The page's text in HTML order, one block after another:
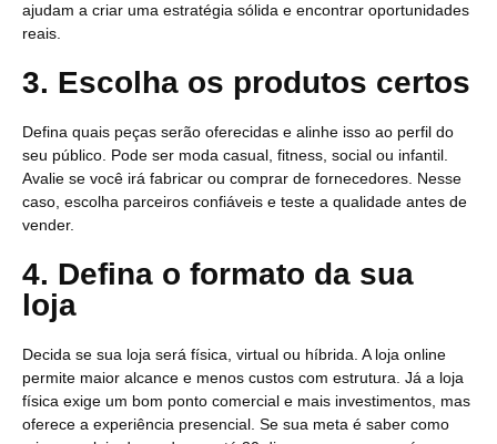
ajudam a criar uma estratégia sólida e encontrar oportunidades
reais.
3. Escolha os produtos certos
Defina quais peças serão oferecidas e alinhe isso ao perfil do
seu público. Pode ser moda casual, fitness, social ou infantil.
Avalie se você irá fabricar ou comprar de fornecedores. Nesse
caso, escolha parceiros confiáveis e teste a qualidade antes de
vender.
4. Defina o formato da sua
loja
Decida se sua loja será física, virtual ou híbrida. A loja online
permite maior alcance e menos custos com estrutura. Já a loja
física exige um bom ponto comercial e mais investimentos, mas
oferece a experiência presencial. Se sua meta é saber como